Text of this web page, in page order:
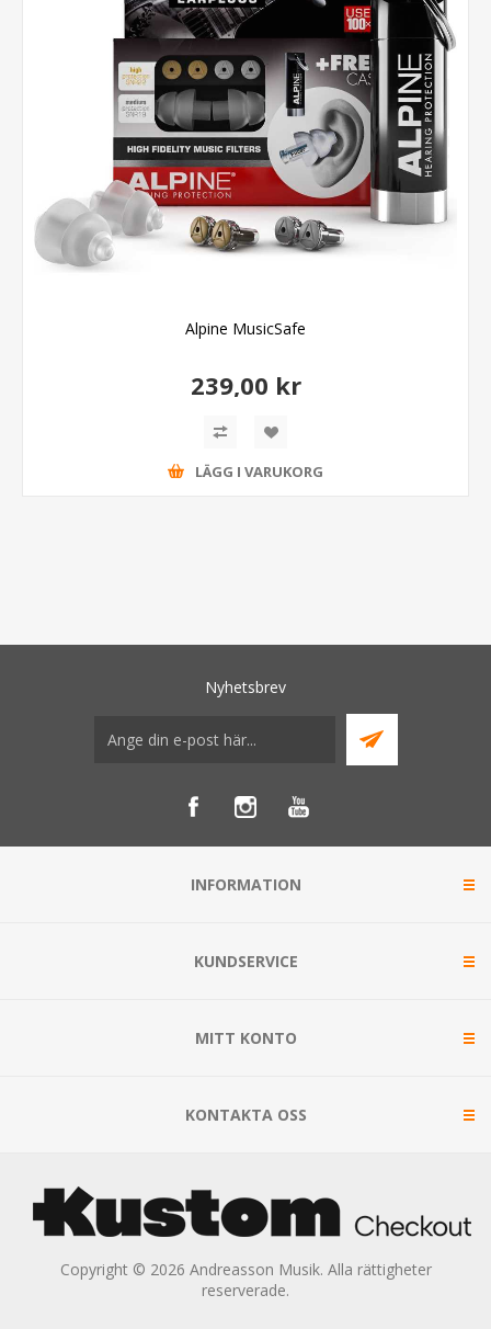
Alpine MusicSafe
239,00 kr
LÄGG I VARUKORG
Nyhetsbrev
INFORMATION
KUNDSERVICE
MITT KONTO
KONTAKTA OSS
Copyright © 2026 Andreasson Musik. Alla rättigheter
reserverade.